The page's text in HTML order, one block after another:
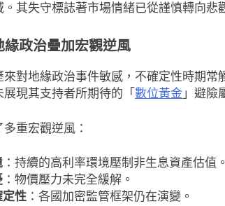
其失守標誌著市場情緒已從謹慎轉向悲
緣政治疊加宏觀逆風
來對地緣政治事件敏感，不確定性時期
現其支持者所期待的「 數位黃金 」避險
重宏觀逆風：
：持續的高利率環境壓制非生息資產估值。
：物價壓力未完全緩解。
定性：各國加密監管框架仍在演變。
鍵缺
即市消息 最新資訊
SpaceX上市後首份季報：營